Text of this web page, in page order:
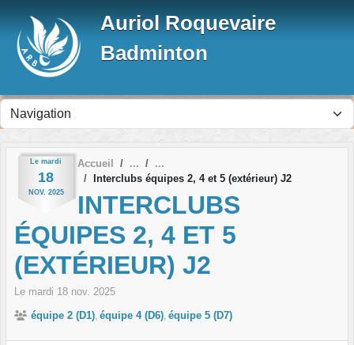
Auriol Roquevaire
Badminton
Le mardi
18
NOV. 2025
Accueil
Interclubs équipes 2, 4 et 5 (extérieur) J2
INTERCLUBS
ÉQUIPES 2, 4 ET 5
(EXTÉRIEUR) J2
Le mardi 18 nov. 2025
équipe 2 (D1) équipe 4 (D6) équipe 5 (D7)